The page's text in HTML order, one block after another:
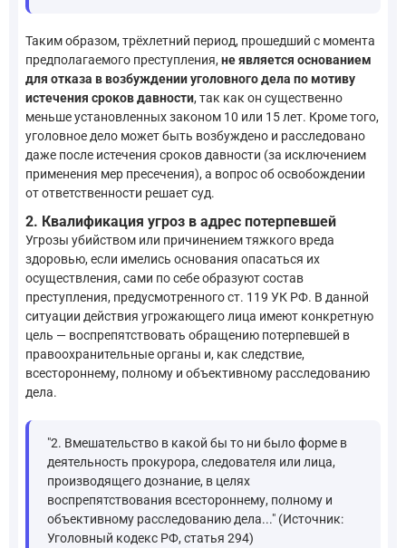
Таким образом, трёхлетний период, прошедший с момента
предполагаемого преступления, не является основанием
для отказа в возбуждении уголовного дела по мотиву
истечения сроков давности, так как он существенно
меньше установленных законом 10 или 15 лет. Кроме того,
уголовное дело может быть возбуждено и расследовано
даже после истечения сроков давности (за исключением
применения мер пресечения), а вопрос об освобождении
от ответственности решает суд.
2. Квалификация угроз в адрес потерпевшей
Угрозы убийством или причинением тяжкого вреда
здоровью, если имелись основания опасаться их
осуществления, сами по себе образуют состав
преступления, предусмотренного ст. 119 УК РФ. В данной
ситуации действия угрожающего лица имеют конкретную
цель — воспрепятствовать обращению потерпевшей в
правоохранительные органы и, как следствие,
всестороннему, полному и объективному расследованию
дела.
"2. Вмешательство в какой бы то ни было форме в
деятельность прокурора, следователя или лица,
производящего дознание, в целях
воспрепятствования всестороннему, полному и
объективному расследованию дела..." (Источник:
Уголовный кодекс РФ, статья 294)